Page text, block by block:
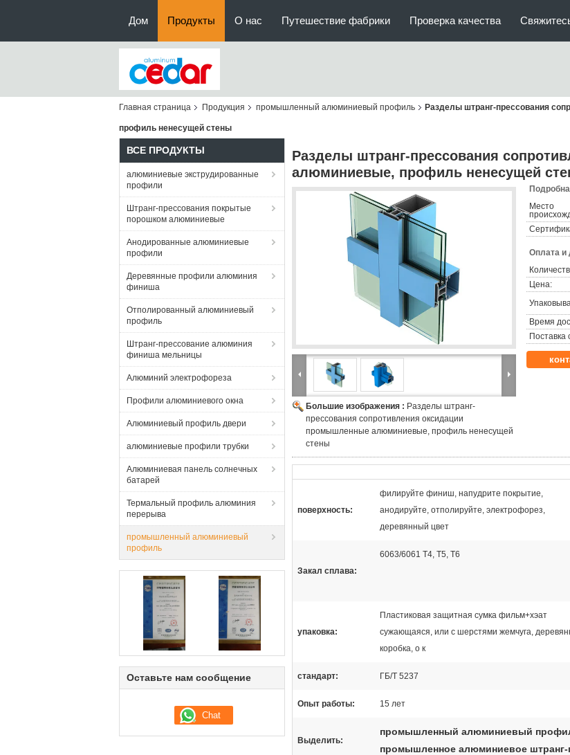
Дом Продукты О нас Путешествие фабрики Проверка качества
Главная страница Продукция промышленный алюминиевый профиль Разделы штранг-прессования
профиль ненесущей стены
ВСЕ ПРОДУКТЫ
алюминиевые экструдированные
профили
Штранг-прессования покрытые
порошком алюминиевые
Анодированные алюминиевые
профили
Деревянные профили алюминия
финиша
Отполированный алюминиевый
профиль
Штранг-прессование алюминия
финиша мельницы
Алюминий электрофореза
Профили алюминиевого окна
Алюминиевый профиль двери
алюминиевые профили трубки
Алюминиевая панель солнечных
батарей
Термальный профиль алюминия
перерыва
промышленный алюминиевый
профиль
Оставьте нам сообщение
Разделы штранг-прессования
алюминиевые, профиль ненесущей
Большие изображения : Разделы штранг-
прессования сопротивления оксидации
промышленные алюминиевые, профиль ненесущей
стены
Место
Оплата и
Цена:
Время
Поставка
поверхность:
филируйте финиш, напудрите покрытие,
анодируйте, отполируйте, электрофорез,
деревянный цвет
Закал сплава:
6063/6061 Т4, Т5, Т6
упаковка:
Пластиковая защитная сумка фильм+хэат
сужающаяся, или с шерстями жемчуга,
коробка, о к
стандарт: ГБ/Т 5237
Опыт работы: 15 лет
Выделить:
промышленный алюминиевый
промышленное алюминиевое штранг-